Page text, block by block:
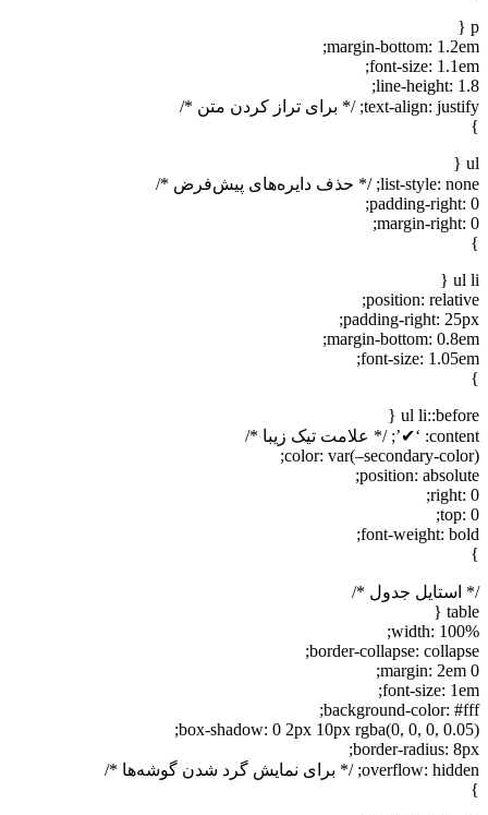
p {
margin-bottom: 1.2em;
font-size: 1.1em;
line-height: 1.8;
text-align: justify; /* برای تراز کردن متن */
}
ul {
list-style: none; /* حذف دایره‌های پیش‌فرض */
padding-right: 0;
margin-right: 0;
}
ul li {
position: relative;
padding-right: 25px;
margin-bottom: 0.8em;
font-size: 1.05em;
}
ul li::before {
content: ‘✔’; /* علامت تیک زیبا */
color: var(–secondary-color);
position: absolute;
right: 0;
top: 0;
font-weight: bold;
}
/* استایل جدول */
table {
width: 100%;
border-collapse: collapse;
margin: 2em 0;
font-size: 1em;
background-color: #fff;
box-shadow: 0 2px 10px rgba(0, 0, 0, 0.05);
border-radius: 8px;
overflow: hidden; /* برای نمایش گرد شدن گوشه‌ها */
}